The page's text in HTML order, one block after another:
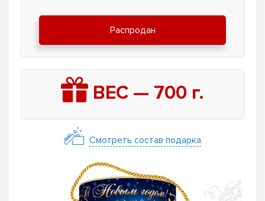
Распродан
ВЕС — 700 г.
Смотреть состав подарка